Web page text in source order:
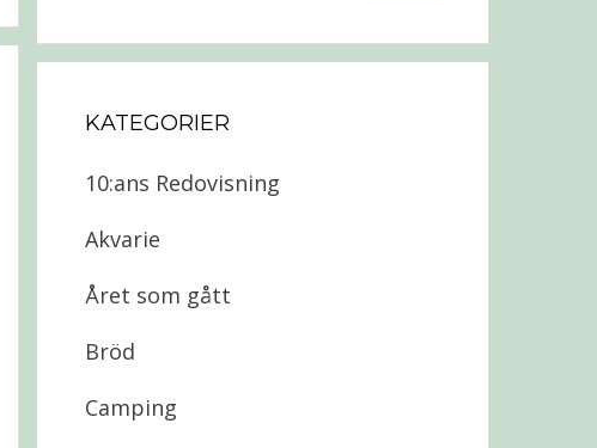
KATEGORIER
10:ans Redovisning
Akvarie
Året som gått
Bröd
Camping